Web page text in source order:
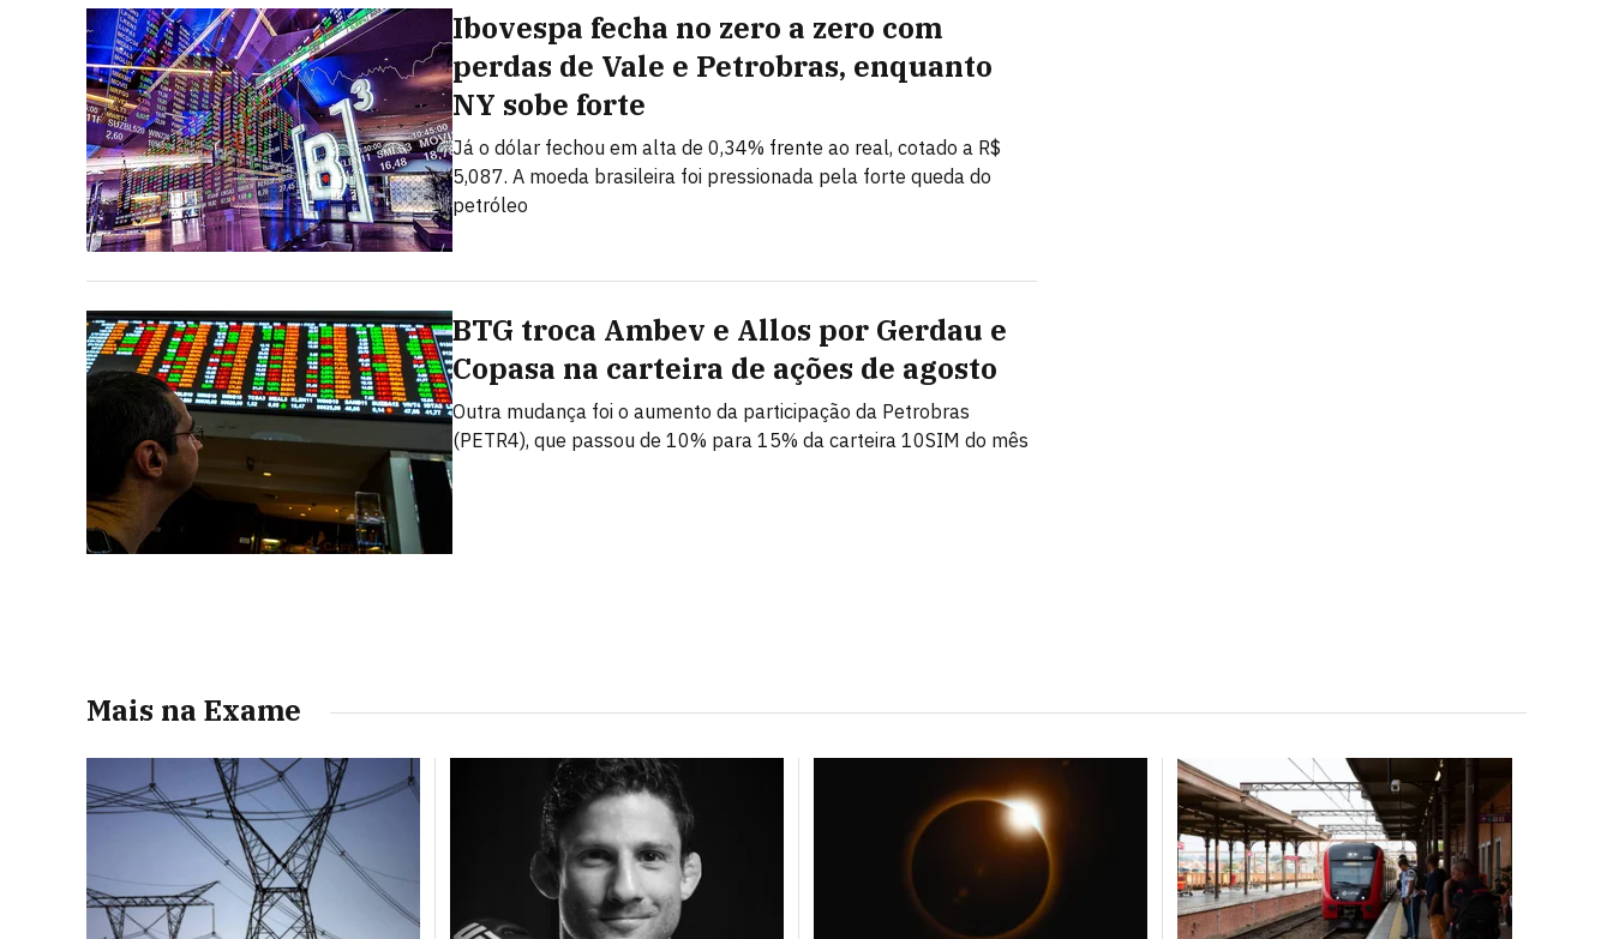
Ibovespa fecha no zero a zero com
perdas de Vale e Petrobras, enquanto
NY sobe forte
Já o dólar fechou em alta de 0,34% frente ao real, cotado a R$
5,087. A moeda brasileira foi pressionada pela forte queda do
petróleo
BTG troca Ambev e Allos por Gerdau e
Copasa na carteira de ações de agosto
Outra mudança foi o aumento da participação da Petrobras
(PETR4), que passou de 10% para 15% da carteira 10SIM do mês
Mais na Exame